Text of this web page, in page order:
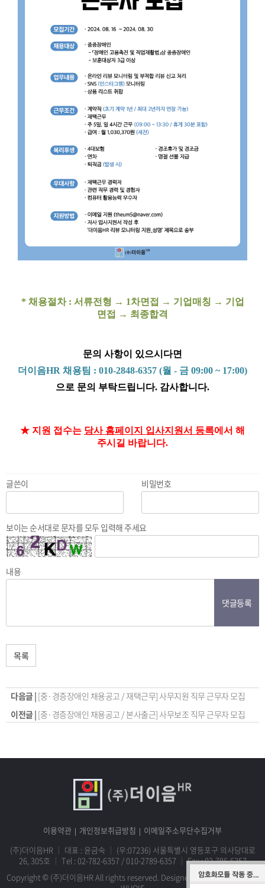
* 채용절차 : 서류전형 → 1차면접 → 기업매칭 → 기업
면접 → 최종합격
문의 사항이 있으시다면
더이음HR 채용팀 : 010-2848-6357 (월 - 금 09:00 ~ 17:00)
으로 문의 부탁드립니다. 감사합니다.
★ 지원 접수는 당사 홈페이지 입사지원서 등록에서 해
주시길 바랍니다.
글쓴이 비밀번호
보이는 순서대로 문자를 모두 입력해 주세요
내용
댓글등록
목록
다음글 | [중·경증장애인 채용공고 / 재택근무] 사무지원 직무 근무자 모집
이전글 | [중·경증장애인 채용공고 / 본사출근] 사무보조 직무 근무자 모집
이용약관 개인정보취급방침
이메일주소무단수집거부
(주)더이음HR｜ 대표 : 윤금숙
(우:07236) 서울특별시 영등포구 의사당대로
26, 305호
Tel : 02-782-6357 /010-2789-6357 ｜Fax : 02-786-6357
Copyright © (주)더이음HR All rights reserved. Designed & Programmed by